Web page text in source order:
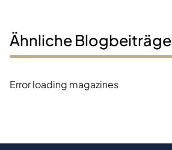
Ähnliche Blogbeiträge
Error loading magazines